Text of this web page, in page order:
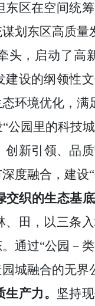
区在空间统
划东区高质量
头，启动了高
设的纲领性
环境优化，满
公园里的科技
创新引领、品
度融合，建设“
织的生态基底
田，以三条
通过“公园－
城融合的无界
产力。 坚持